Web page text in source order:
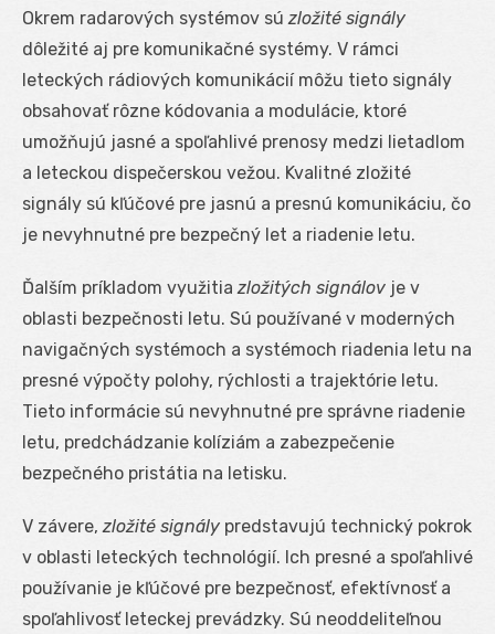
Okrem radarových systémov súzložité signály
dôležité aj pre komunikačné systémy. V rámci
leteckých rádiových komunikácií môžu tieto signály
obsahovať rôzne kódovania a modulácie, ktoré
umožňujú jasné a spoľahlivé prenosy medzi lietadlom
a leteckou dispečerskou vežou. Kvalitné zložité
signály sú kľúčové pre jasnú a presnú komunikáciu, čo
je nevyhnutné pre bezpečný let a riadenie letu.
Ďalším príkladom využitiazložitých signálov je v
oblasti bezpečnosti letu. Sú používané v moderných
navigačných systémoch a systémoch riadenia letu na
presné výpočty polohy, rýchlosti a trajektórie letu.
Tieto informácie sú nevyhnutné pre správne riadenie
letu, predchádzanie kolíziám a zabezpečenie
bezpečného pristátia na letisku.
V závere,zložité signály predstavujú technický pokrok
v oblasti leteckých technológií. Ich presné a spoľahlivé
používanie je kľúčové pre bezpečnosť, efektívnosť a
spoľahlivosť leteckej prevádzky. Sú neoddeliteľnou